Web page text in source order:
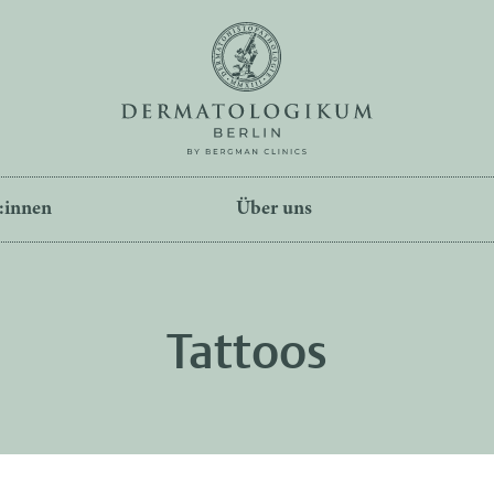
Über uns
Tattoos